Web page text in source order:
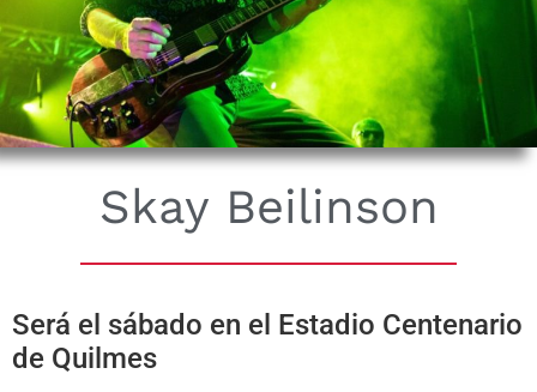
Skay Beilinson
Será el sábado en el Estadio Centenario
de Quilmes